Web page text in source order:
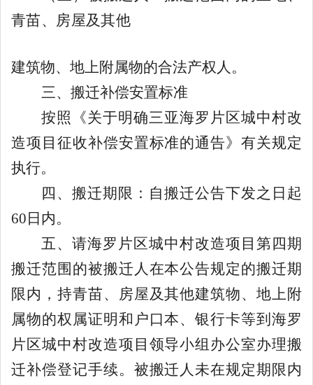
青苗、房屋及其他
建筑物、地上附属物的合法产权人。
三、搬迁补偿安置标准
按照
《关于明确三亚海罗片区城中村改
造项目征收补偿安置标准的通告》有关规定
执行。
四、搬迁期限： 自搬迁公告下发之日起
60 日内。
五、 请海罗片区城中村改造项目第四期
搬迁范围的被搬迁人在本公告规定的搬迁期
限内，持青苗、
房屋及其他建筑物、地上附
属物的权属证明和 户口本、银行卡等到海罗
片区城中村改造项目领导小组办公室办理搬
迁补偿登记手续。被搬迁人未在规定期限内